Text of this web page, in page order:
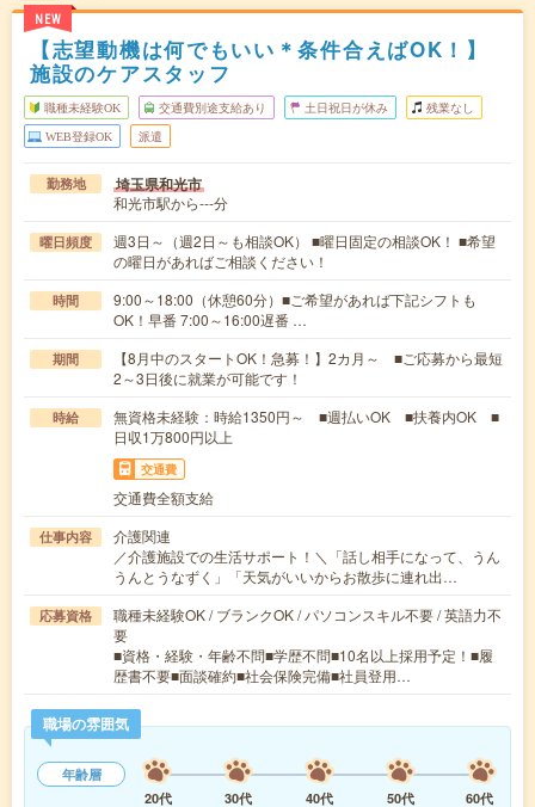
NEW
【志望動機は何でもいい＊条件合えばOK！】
施設のケアスタッフ
職種未経験OK 交通費別途支給あり 土日祝日が休み 残業なし
WEB登録OK 派遣
勤務地 埼玉県和光市
和光市駅から---分
曜日頻度
週3日～（週2日～も相談OK） ■曜日固定の相談OK！ ■希望
の曜日があればご相談ください！
時間
9:00～18:00（休憩60分）■ご希望があれば下記シフトも
OK！早番 7:00～16:00遅番 …
期間
【8月中のスタートOK！急募！】2カ月～ ■ご応募から最短
2～3日後に就業が可能です！
時給
無資格未経験：時給1350円～ ■週払いOK ■扶養内OK ■
日収1万800円以上
交通費
交通費全額支給
仕事内容
介護関連
／介護施設での生活サポート！＼「話し相手になって、うん
うんとうなずく」「天気がいいからお散歩に連れ出…
応募資格
職種未経験OK / ブランクOK / パソコンスキル不要 / 英語力不
要
■資格・経験・年齢不問■学歴不問■10名以上採用予定！■履
歴書不要■面談確約■社会保険完備■社員登用…
職場の雰囲気
年齢層
20代
30代 40代 50代
60代